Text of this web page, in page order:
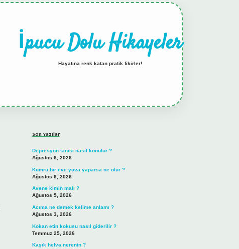
İpucu Dolu Hikayeler
Hayatına renk katan pratik fikirler!
Son Yazılar
Depresyon tanısı nasıl konulur ?
Ağustos 6, 2026
Kumru bir eve yuva yaparsa ne olur ?
Ağustos 6, 2026
Avene kimin malı ?
Ağustos 5, 2026
Acıma ne demek kelime anlamı ?
Ağustos 3, 2026
Kokan etin kokusu nasıl giderilir ?
Temmuz 25, 2026
Kaşık helva nerenin ?